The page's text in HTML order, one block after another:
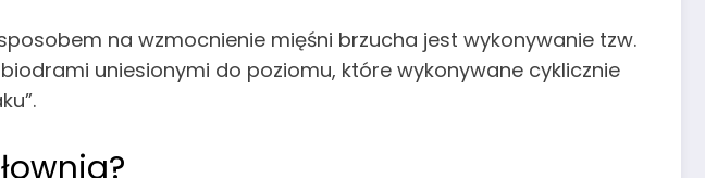
na wzmocnienie mięśni brzucha jest wykonywanie tzw.
uniesionymi do poziomu, które wykonywane cyklicznie